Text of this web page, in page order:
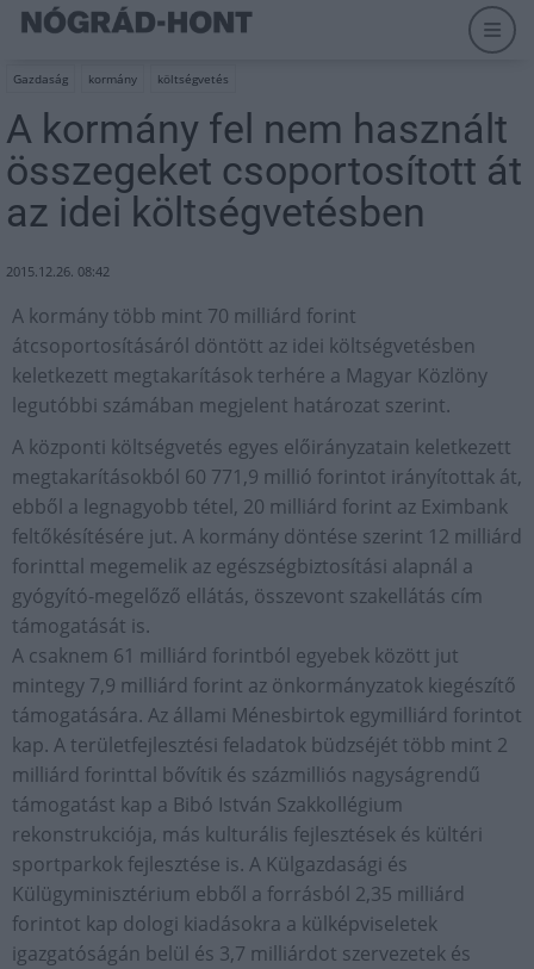
Gazdaság kormány költségvetés
A kormány fel nem használt
összegeket csoportosított át
az idei költségvetésben
2015.12.26. 08:42
A kormány több mint 70 milliárd forint
átcsoportosításáról döntött az idei költségvetésben
keletkezett megtakarítások terhére a Magyar Közlöny
legutóbbi számában megjelent határozat szerint.
A központi költségvetés egyes előirányzatain keletkezett
megtakarításokból 60 771,9 millió forintot irányítottak át,
ebből a legnagyobb tétel, 20 milliárd forint az Eximbank
feltőkésítésére jut. A kormány döntése szerint 12 milliárd
forinttal megemelik az egészségbiztosítási alapnál a
gyógyító-megelőző ellátás, összevont szakellátás cím
támogatását is.
A csaknem 61 milliárd forintból egyebek között jut
mintegy 7,9 milliárd forint az önkormányzatok kiegészítő
támogatására. Az állami Ménesbirtok egymilliárd forintot
kap. A területfejlesztési feladatok büdzséjét több mint 2
milliárd forinttal bővítik és százmilliós nagyságrendű
támogatást kap a Bibó István Szakkollégium
rekonstrukciója, más kulturális fejlesztések és kültéri
sportparkok fejlesztése is. A Külgazdasági és
Külügyminisztérium ebből a forrásból 2,35 milliárd
forintot kap dologi kiadásokra a külképviseletek
igazgatóságán belül és 3,7 milliárdot szervezetek és